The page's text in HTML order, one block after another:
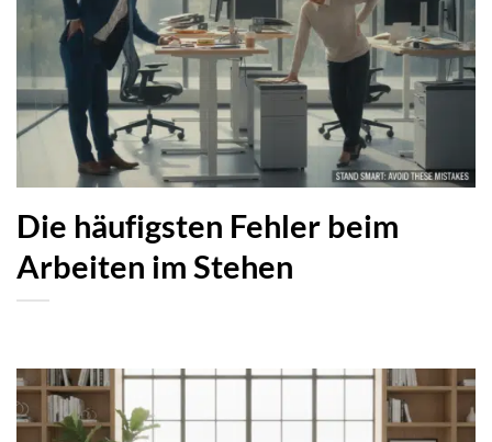
Die häufigsten Fehler beim
Arbeiten im Stehen